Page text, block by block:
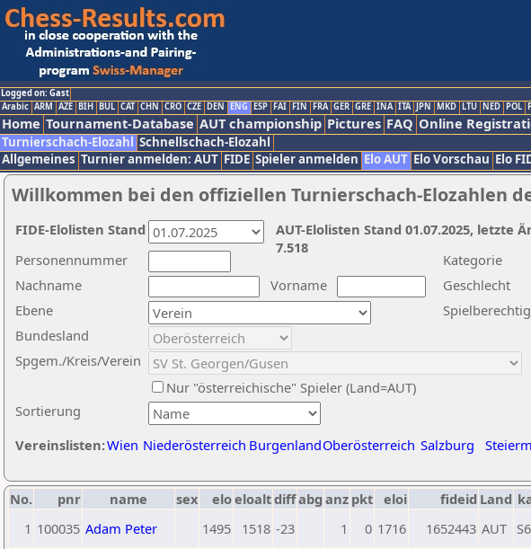
Logged on: Gast
Arabic ARM AZE BIH BUL CAT CHN CRO CZE DEN ENG ESP FAI FIN FRA GER GRE INA ITA JPN MKD LTU NED POL
Home Tournament-Database AUT championship Pictures FAQ Online
Turnierschach-Elozahl Schnellschach-Elozahl
Allgemeines Turnier anmelden: AUT FIDE Spieler anmelden Elo AUT Elo Vorschau Elo
Willkommen bei den offiziellen Turnierschach-Elozahlen
Nachname
Vorname
Ebene
Kategorie
Sortierung
Personennummer
Bundesland
Spgem./Kreis/Verein
Geschlecht
Nur "österreichische" Spieler (Land=AUT)
Vereinslisten:Wien Niederösterreich BurgenlandOberösterreich Salzburg
AUT-Elolisten Stand 01.07.2025, letzte
7.518
FIDE-Elolisten Stand
No. pnr name sex eloeloaltdiffabg anz pkt eloi fideid Land
1 100035 Adam Peter 1495 1518 -23 1 0 1716 1652443 AUT